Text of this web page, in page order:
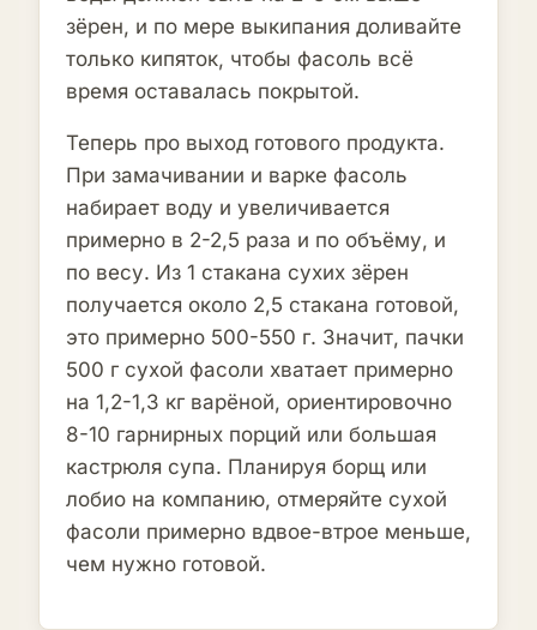
зёрен, и по мере выкипания доливайте
только кипяток, чтобы фасоль всё
время оставалась покрытой.
Теперь про выход готового продукта.
При замачивании и варке фасоль
набирает воду и увеличивается
примерно в 2-2,5 раза и по объёму, и
по весу. Из 1 стакана сухих зёрен
получается около 2,5 стакана готовой,
это примерно 500-550 г. Значит, пачки
500 г сухой фасоли хватает примерно
на 1,2-1,3 кг варёной, ориентировочно
8-10 гарнирных порций или большая
кастрюля супа. Планируя борщ или
лобио на компанию, отмеряйте сухой
фасоли примерно вдвое-втрое меньше,
чем нужно готовой.